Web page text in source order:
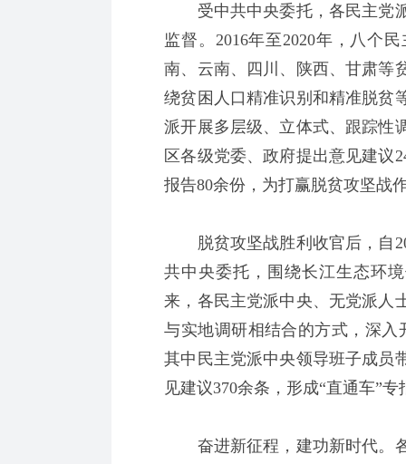
受中共中央委托，各民主党派
监督。2016年至2020年，八个
南、云南、四川、陕西、甘肃等
绕贫困人口精准识别和精准脱贫
派开展多层级、立体式、跟踪性
区各级党委、政府提出意见建议
报告80余份，为打赢脱贫攻坚战
脱贫攻坚战胜利收官后，自
共中央委托，围绕长江生态环
来，各民主党派中央、无党派人
与实地调研相结合的方式，深入
其中民主党派中央领导班子成员
见建议370余条，形成“直通车”专
奋进新征程，建功新时代。各